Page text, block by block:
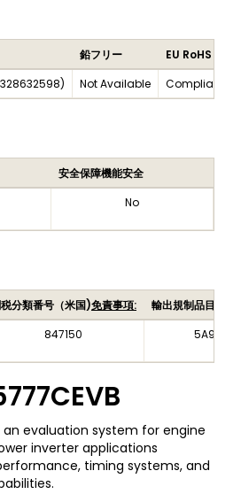
鉛フリー EU RoHS
) Not Available Compliant
安全保障機能安全
No
分類番号（米国)免責事項:
輸出規制品目番号
847150 5A992C
an evaluation system for engine
inverter applications
timing systems, and